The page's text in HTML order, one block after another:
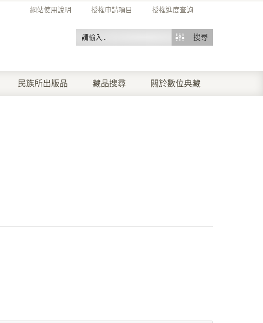
網站使用說明 授權申請項目 授權進度查詢
搜尋
民族所出版品 藏品搜尋 關於數位典藏